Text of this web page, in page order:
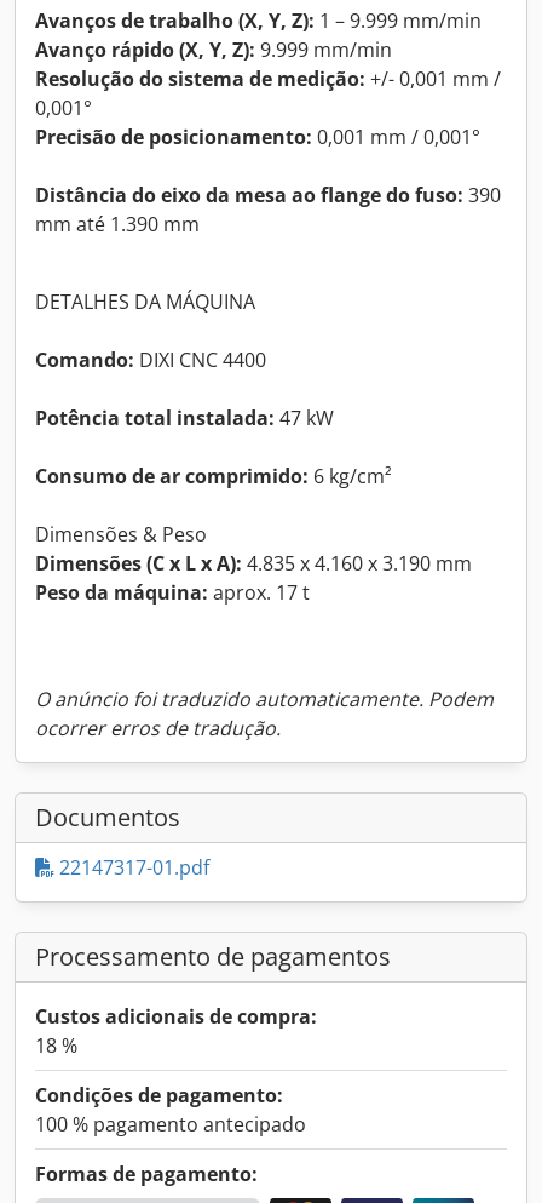
Avanços de trabalho (X, Y, Z): 1 – 9.999 mm/min
Avanço rápido (X, Y, Z): 9.999 mm/min
Resolução do sistema de medição: +/- 0,001 mm /
0,001°
Precisão de posicionamento: 0,001 mm / 0,001°
Distância do eixo da mesa ao flange do fuso: 390
mm até 1.390 mm
DETALHES DA MÁQUINA
Comando: DIXI CNC 4400
Potência total instalada: 47 kW
Consumo de ar comprimido: 6 kg/cm²
Dimensões & Peso
Dimensões (C x L x A): 4.835 x 4.160 x 3.190 mm
Peso da máquina: aprox. 17 t
O anúncio foi traduzido automaticamente. Podem
ocorrer erros de tradução.
Documentos
22147317-01.pdf
Processamento de pagamentos
Custos adicionais de compra:
18 %
Condições de pagamento:
100 % pagamento antecipado
Formas de pagamento: